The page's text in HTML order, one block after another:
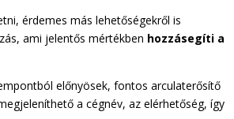
érdemes más lehetőségekről is
ami jelentős mértékben hozzásegíti a
előnyösek, fontos arculaterősítő
a cégnév, az elérhetőség, így